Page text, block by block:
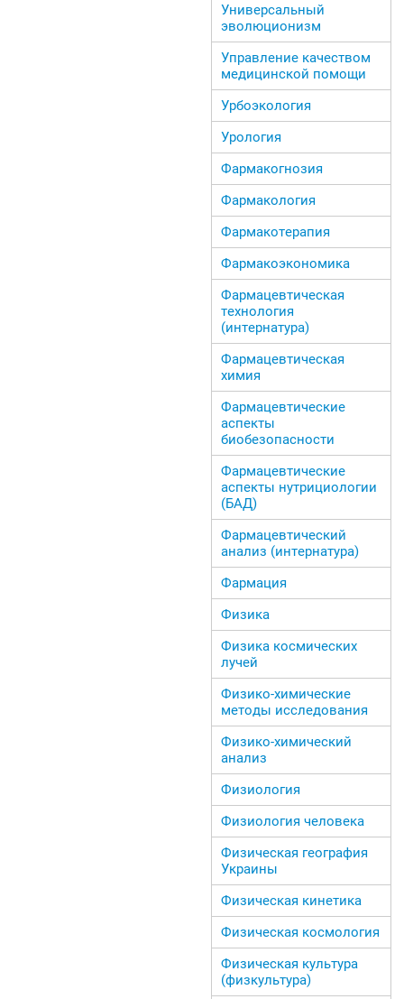
Универсальный
эволюционизм
Управление качеством
медицинской помощи
Урбоэкология
Урология
Фармакогнозия
Фармакология
Фармакотерапия
Фармакоэкономика
Фармацевтическая
технология
(интернатура)
Фармацевтическая
химия
Фармацевтические
аспекты
биобезопасности
Фармацевтические
аспекты нутрициологии
(БАД)
Фармацевтический
анализ (интернатура)
Фармация
Физика
Физика космических
лучей
Физико-химические
методы исследования
Физико-химический
анализ
Физиология
Физиология человека
Физическая география
Украины
Физическая кинетика
Физическая космология
Физическая культура
(физкультура)